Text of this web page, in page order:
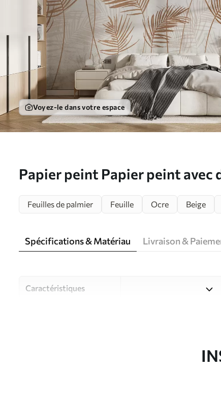
Voyez-le dans votre espace
Papier peint Papier peint avec
N° u98974
Feuilles de palmier Feuille Ocre Beige
Spécifications & Matériau Livraison &
Caractéristiques
Studio de design Uwalls